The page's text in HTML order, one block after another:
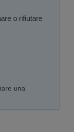
o rifiutare
una